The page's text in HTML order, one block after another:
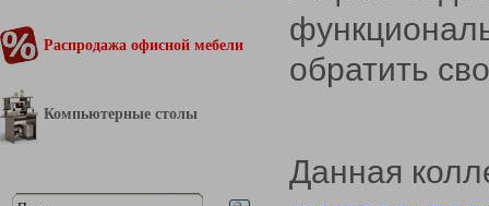
Распродажа офисной мебели
Компьютерные столы
обратить
Данная